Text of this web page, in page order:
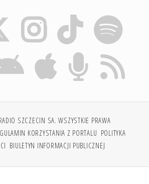
SZCZECIN SA. WSZYSTKIE PRAWA
KORZYSTANIA Z PORTALU POLITYKA
BIULETYN INFORMACJI PUBLICZNEJ